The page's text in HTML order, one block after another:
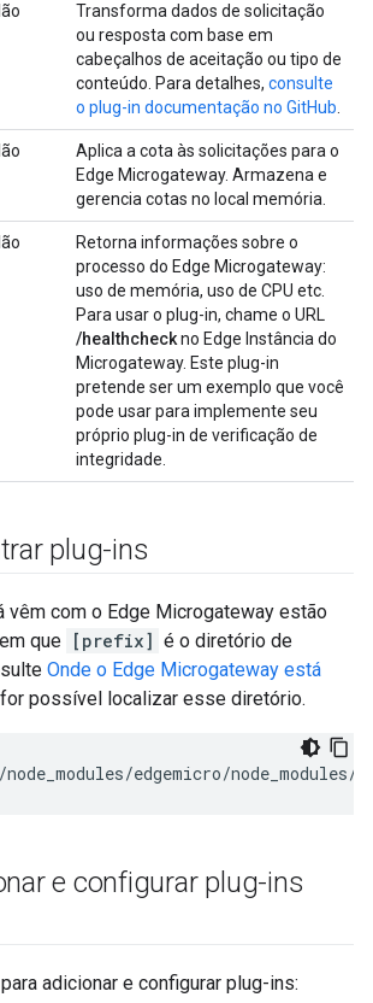
Transforma dados de solicitação
ou resposta com base em
cabeçalhos de aceitação ou tipo de
conteúdo. Para detalhes, consulte
o plug-in documentação no GitHub
Aplica a cota às solicitações para o
Edge Microgateway. Armazena e
gerencia cotas no local memória.
Retorna informações sobre o
processo do Edge Microgateway:
uso de memória, uso de CPU etc.
Para usar o plug-in, chame o URL
/healthcheckno Edge Instância do
Microgateway. Este plug-in
pretende ser um exemplo que você
pode usar para implemente seu
próprio plug-in de verificação de
integridade.
plug-ins
vêm com o Edge Microgateway estão
que [prefix] é o diretório de
Onde o Edge Microgateway está
possível localizar esse diretório.
/node_modules/edgemicro/node_modules/
e configurar plug-ins
adicionar e configurar plug-ins: